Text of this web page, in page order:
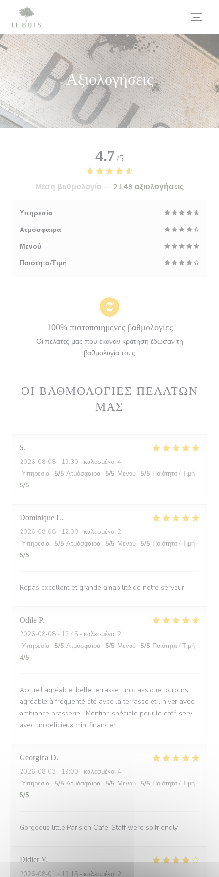
Πίνακας διαχείρισης "Μπισκότων" (Cookies)
Αξιολογήσεις
ΟΙ ΒΑΘΜΟΛΟΓΊΕΣ ΠΕΛΑΤΏΝ
ΜΑΣ
S
2026-08-08 - 19:30 - καλεσμένοι 4
Υπηρεσία : 5/5 Ατμόσφαιρα : 5/5 Μενού : 5/5 Ποιότητα / Τιμή :
5/5
Dominique L
2026-08-08 - 12:00 - καλεσμένοι 2
Υπηρεσία : 5/5 Ατμόσφαιρα : 5/5 Μενού : 5/5 Ποιότητα / Τιμή :
5/5
Repas excellent et grande amabilité de notre serveur
Odile P
2026-08-08 - 12:45 - καλεσμένοι 2
Υπηρεσία : 5/5 Ατμόσφαιρα : 5/5 Μενού : 5/5 Ποιότητα / Τιμή :
4/5
Accueil agréable ,belle terrasse ,un classique toujours
agréable à fréquenté été avec la terrasse et l hiver avec
ambiance brasserie . Mention spéciale pour le café servi
avec un délicieux mini financier .
Georgina D
2026-08-03 - 19:00 - καλεσμένοι 4
Υπηρεσία : 5/5 Ατμόσφαιρα : 5/5 Μενού : 5/5 Ποιότητα / Τιμή :
5/5
Gorgeous little Parisien Cafe. Staff were so friendly
Didier V
2026-08-01 - 19:15 - καλεσμένοι 2
4.7 /5
Μέση βαθμολογία — 2149 αξιολογήσεις
Υπηρεσία
Ατμόσφαιρα
Μενού
Ποιότητα/Τιμή
100% πιστοποιημένες βαθμολογίες
Οι πελάτες μας που έκαναν κράτηση έδωσαν τη
βαθμολογία τους